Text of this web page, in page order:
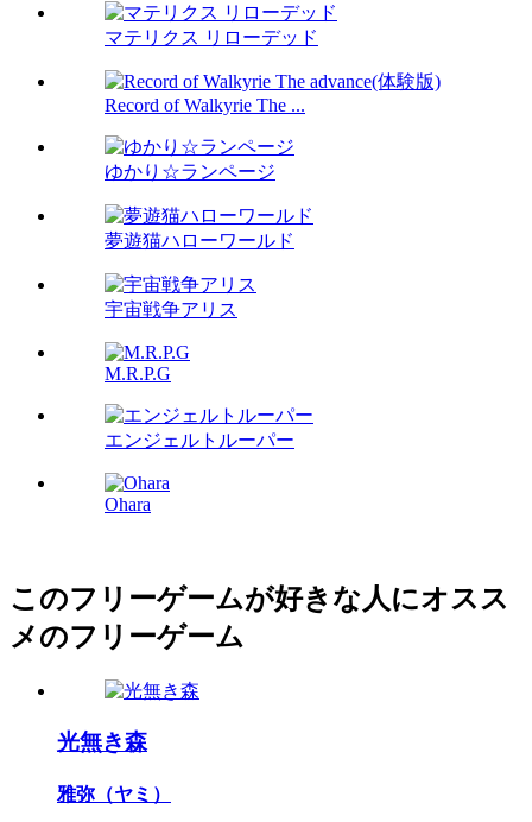
マテリクス リローデッド
Record of Walkyrie The ...
ゆかり☆ランページ
夢遊猫ハローワールド
宇宙戦争アリス
M.R.P.G
エンジェルトルーパー
Ohara
このフリーゲームが好きな人にオスス
メのフリーゲーム
光無き森
雅弥（ヤミ）